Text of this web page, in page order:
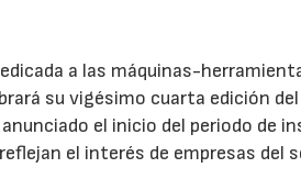
a las máquinas-
su vigésimo cuarta edición
el inicio del periodo de
el interés de empresas del